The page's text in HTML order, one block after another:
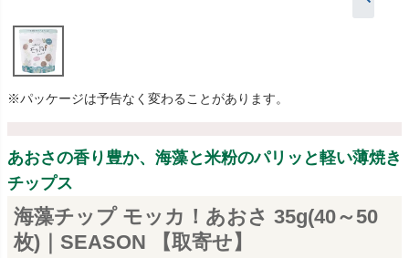
※パッケージは予告なく変わることがあります。
あおさの香り豊か、海藻と米粉のパリッと軽い薄焼き
チップス
海藻チップ モッカ！あおさ 35g(40～50
枚)｜SEASON 【取寄せ】